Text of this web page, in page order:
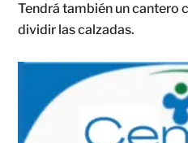
Tendrá también un cantero
dividir las calzadas.